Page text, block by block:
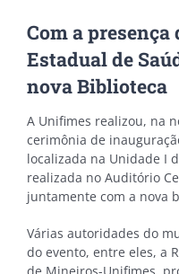
Com a presença
Estadual de
nova Biblioteca
A Unifimes realizou, na
cerimônia de
localizada na Unidade I
realizada no Auditório
juntamente com a nova
Várias autoridades do
do evento, entre eles, a